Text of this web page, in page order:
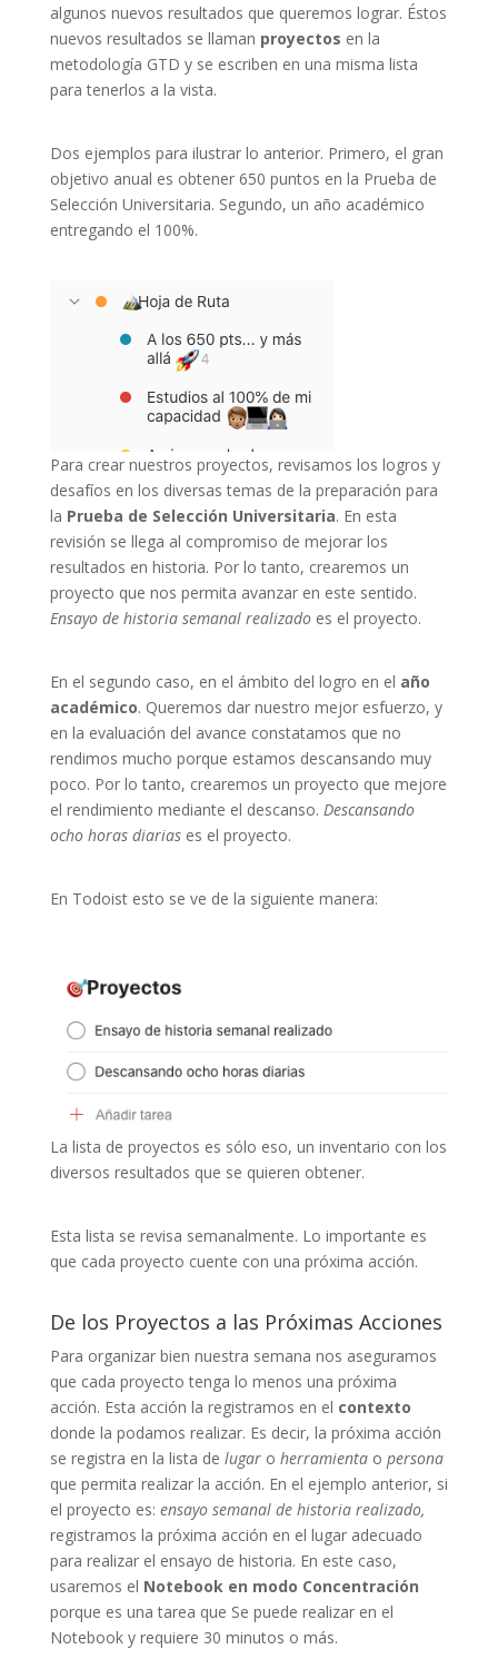
algunos nuevos resultados que queremos lograr. Éstos
nuevos resultados se llaman proyectos en la
metodología GTD y se escriben en una misma lista
para tenerlos a la vista.
Dos ejemplos para ilustrar lo anterior. Primero, el gran
objetivo anual es obtener 650 puntos en la Prueba de
Selección Universitaria. Segundo, un año académico
entregando el 100%.
Para crear nuestros proyectos, revisamos los logros y
desafíos en los diversas temas de la preparación para
la Prueba de Selección Universitaria. En esta
revisión se llega al compromiso de mejorar los
resultados en historia. Por lo tanto, crearemos un
proyecto que nos permita avanzar en este sentido.
Ensayo de historia semanal realizadoes el proyecto.
En el segundo caso, en el ámbito del logro en el año
académico. Queremos dar nuestro mejor esfuerzo, y
en la evaluación del avance constatamos que no
rendimos mucho porque estamos descansando muy
poco. Por lo tanto, crearemos un proyecto que mejore
el rendimiento mediante el descanso. Descansando
ocho horas diariases el proyecto.
En Todoist esto se ve de la siguiente manera:
La lista de proyectos es sólo eso, un inventario con los
diversos resultados que se quieren obtener.
Esta lista se revisa semanalmente. Lo importante es
que cada proyecto cuente con una próxima acción.
De los Proyectos a las Próximas Acciones
Para organizar bien nuestra semana nos aseguramos
que cada proyecto tenga lo menos una próxima
acción. Esta acción la registramos en el contexto
donde la podamos realizar. Es decir, la próxima acción
se registra en la lista de lugaro herramientao persona
que permita realizar la acción. En el ejemplo anterior, si
el proyecto es: ensayo semanal de historia realizado,
registramos la próxima acción en el lugar adecuado
para realizar el ensayo de historia. En este caso,
usaremos el Notebook en modo Concentración
porque es una tarea que Se puede realizar en el
Notebook y requiere 30 minutos o más.